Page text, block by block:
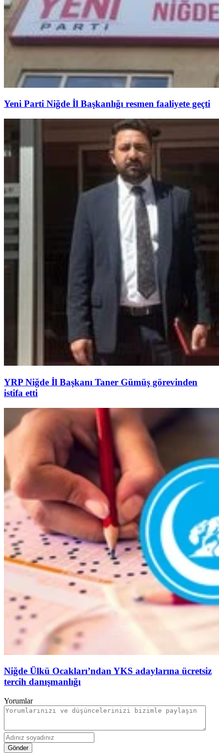
Yeni Parti Niğde İl Başkanlığı resmen faaliyete geçti
YRP Niğde İl Başkanı Taner Gümüş görevinden
istifa etti
Niğde Ülkü Ocakları’ndan YKS adaylarına ücretsiz
tercih danışmanlığı
Yorumlar
Gönder